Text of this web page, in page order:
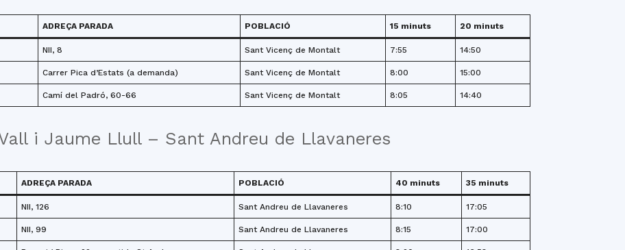
ADREÇA PARADA POBLACIÓ 15 minuts 20 minuts
NII, 8 Sant Vicenç de Montalt 7:55 14:50
Carrer Pica d’Estats (a demanda) Sant Vicenç de Montalt 8:00 15:00
Camí del Padró, 60-66 Sant Vicenç de Montalt 8:05 14:40
i Jaume Llull – Sant Andreu de Llavaneres
ADREÇA PARADA POBLACIÓ 40 minuts 35 minuts
NII, 126 Sant Andreu de Llavaneres 8:10 17:05
NII, 99 Sant Andreu de Llavaneres 8:15 17:00